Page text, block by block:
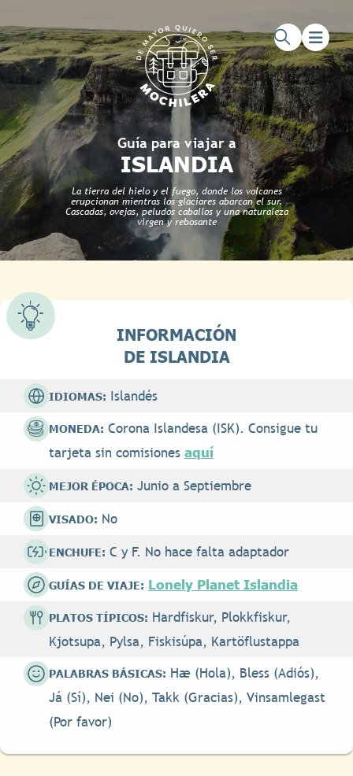
Guía para viajar a
ISLANDIA
La tierra del hielo y el fuego, donde los volcanes
erupcionan mientras los glaciares abarcan el sur.
Cascadas, ovejas, peludos caballos y una naturaleza
virgen y rebosante
INFORMACIÓN
DE ISLANDIA
IDIOMAS: Islandés
MONEDA: Corona Islandesa (ISK). Consigue tu
tarjeta sin comisiones aquí
MEJOR ÉPOCA: Junio a Septiembre
VISADO: No
ENCHUFE: C y F. No hace falta adaptador
GUÍAS DE VIAJE: Lonely Planet Islandia
PLATOS TÍPICOS: Hardfiskur, Plokkfiskur,
Kjotsupa, Pylsa, Fiskisúpa, Kartöflustappa
PALABRAS BÁSICAS: Hæ (Hola), Bless (Adiós),
Já (Sí), Nei (No), Takk (Gracias), Vinsamlegast
(Por favor)